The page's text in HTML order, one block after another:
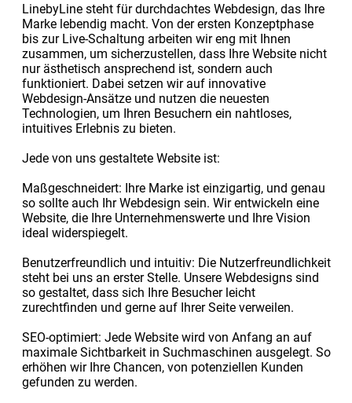
LinebyLine steht für durchdachtes Webdesign, das Ihre
Marke lebendig macht. Von der ersten Konzeptphase
bis zur Live-Schaltung arbeiten wir eng mit Ihnen
zusammen, um sicherzustellen, dass Ihre Website nicht
nur ästhetisch ansprechend ist, sondern auch
funktioniert. Dabei setzen wir auf innovative
Webdesign-Ansätze und nutzen die neuesten
Technologien, um Ihren Besuchern ein nahtloses,
intuitives Erlebnis zu bieten.
Jede von uns gestaltete Website ist:
Maßgeschneidert: Ihre Marke ist einzigartig, und genau
so sollte auch Ihr Webdesign sein. Wir entwickeln eine
Website, die Ihre Unternehmenswerte und Ihre Vision
ideal widerspiegelt.
Benutzerfreundlich und intuitiv: Die Nutzerfreundlichkeit
steht bei uns an erster Stelle. Unsere Webdesigns sind
so gestaltet, dass sich Ihre Besucher leicht
zurechtfinden und gerne auf Ihrer Seite verweilen.
SEO-optimiert: Jede Website wird von Anfang an auf
maximale Sichtbarkeit in Suchmaschinen ausgelegt. So
erhöhen wir Ihre Chancen, von potenziellen Kunden
gefunden zu werden.